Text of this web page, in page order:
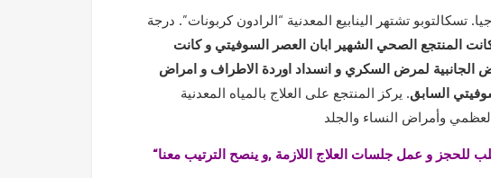
تشتهر الينابيع المعدنية “الرادون كربونات”. درجة
المنتجع الصحي الشهير ابان العصر السوفيتي و كانت
لمرض السكري و انسداد اوردة الاطراف و امراض
السابق. يركز المنتجع على العلاج بالمياه المعدنية
وأمراض النساء والجلد
“طبقا لرغبات و الاقبال و ما شهدناه من عملاءنا ,فيمكن الطلب للحجز و عمل جلسات العلاج اللازمة ,و ينصح الترتيب معنا